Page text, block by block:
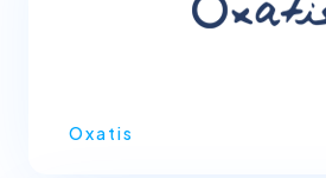
Oxatis